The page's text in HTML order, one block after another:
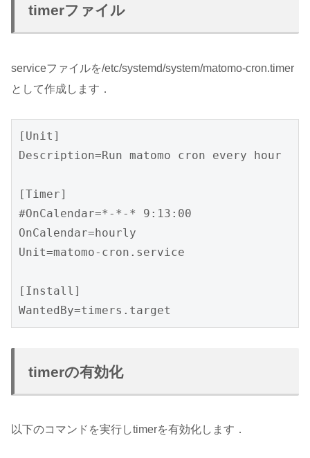
timerファイル
serviceファイルを/etc/systemd/system/matomo-cron.timer
として作成します．
[Unit]
Description=Run matomo cron every hour
[Timer]
#OnCalendar=*-*-* 9:13:00
OnCalendar=hourly
Unit=matomo-cron.service
[Install]
timerの有効化
以下のコマンドを実行しtimerを有効化します．